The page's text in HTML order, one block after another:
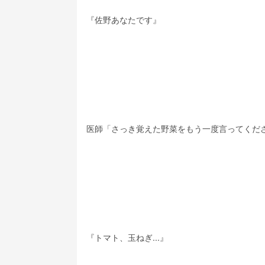
『佐野あなたです』
医師「さっき覚えた野菜をもう一度言ってくだ
『トマト、玉ねぎ...』